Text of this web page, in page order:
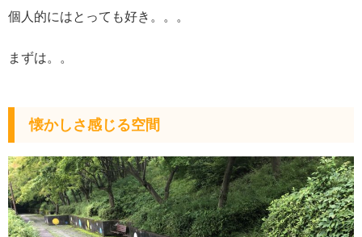
個人的にはとっても好き。。。
まずは。。
懐かしさ感じる空間